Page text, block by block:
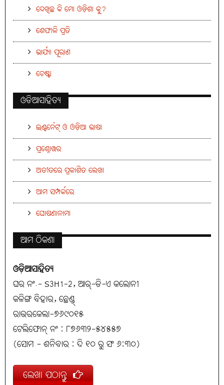
ଦେଖିଛ କି ମୋ ଓଡ଼ିଶା କୁ?
ଶେଫାଳି ପ୍ରତି
ଭାର୍ଯ୍ୟା ପୂରାଣ
ଚେଷ୍ଟା
ଓଡିଆସାହିତ୍ୟ
ଇଣ୍ଟର୍ନେଟ୍ ଓ ଓଡ଼ିଆ ଭାଷା
ପ୍ରଶ୍ନୋତ୍ତର
ଅତୀତରେ ପ୍ରକାଶିତ ଲେଖା
ଆମ ସମ୍ପର୍କରେ
ଘୋଷଣାନାମା
ଆମ ଠିକଣା
ଓଡ଼ିଆସାହିତ୍ୟ
ଘର ନଂ.- S3H1-2, ଆର୍-ଡି-ଏ କଲୋନୀ
କଳିଙ୍ଗ ବିହାର, ଛେଣ୍ଡ୍
ରାଉରକେଲା-୭୬୯୦୧୫
ଟେଲିଫୋନ୍ ନଂ : ୮୭୬୩୨-୫୪୫୫୭
(ସୋମ - ଶନିବାର : ଦି ୧୦ ରୁ ସଂ ୬:୩୦)
ଲେଖା ପଠାନ୍ତୁ